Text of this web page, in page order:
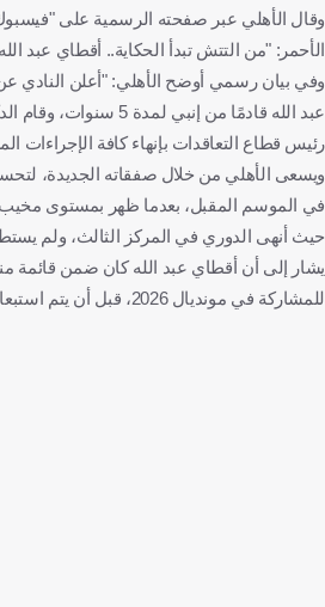
وقال الأهلي عبر صفحته الرسمية على
الأحمر: "من التتش تبدأ الحكاية.. أقطاي عبد
وفي بيان رسمي أوضح الأهلي: "أعلن النادي
عبد الله قادمًا من إنبي
رئيس قطاع التعاقدات بإنهاء كافة الإجراءات
ويسعى الأهلي من خلال صفقاته الجديدة،
في الموسم المقبل، بعدما ظهر بمستوى
حيث أنهى الدوري في المركز الثالث، ولم
يشار إلى أن أقطاي عبد الله كان ضمن قائمة
للمشاركة في مونديال 2026، قبل أن يتم استبعاده قبل السفر إلى أمريكا.